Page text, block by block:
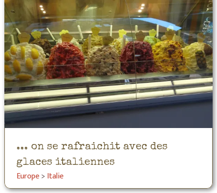
... on se rafraichit avec des
glaces italiennes
Europe> Italie